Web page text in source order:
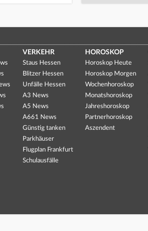
VERKEHR
Staus Hessen
Blitzer Hessen
Unfälle Hessen
A3 News
A5 News
A661 News
Günstig tanken
Parkhäuser
Flugplan Frankfurt
Schulausfälle
HOROSKOP
Horoskop Heute
Horoskop Morgen
Wochenhoroskop
Monatshoroskop
Jahreshoroskop
Partnerhoroskop
Aszendent